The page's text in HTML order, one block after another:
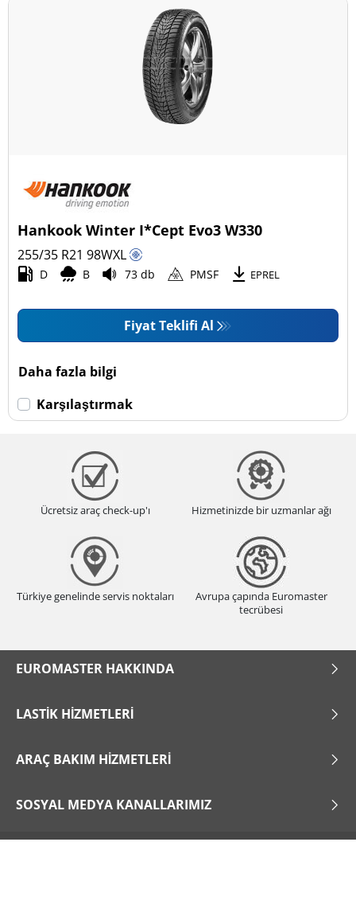
Hankook Winter I*Cept Evo3 W330
255/35 R2198WXL
D B 73 db PMSF EPREL
Fiyat Teklifi Al
Daha fazla bilgi
Karşılaştırmak
Ücretsiz araç check-up'ı Hizmetinizde bir uzmanlar ağı
Türkiye genelinde servis noktaları
Avrupa çapında Euromaster
tecrübesi
EUROMASTER HAKKINDA
LASTIK HIZMETLERI
ARAÇ BAKIM HIZMETLERI
SOSYAL MEDYA KANALLARIMIZ